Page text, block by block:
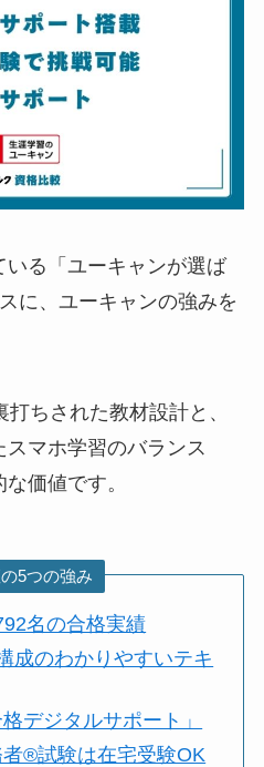
る「ユーキャンが選ば
に、ユーキャンの強みを
ちされた教材設計と、
マホ学習のバランス
価値です。
5つの強み
名の合格実績
成のわかりやすいテキ
デジタルサポート」
®試験は在宅受験OK